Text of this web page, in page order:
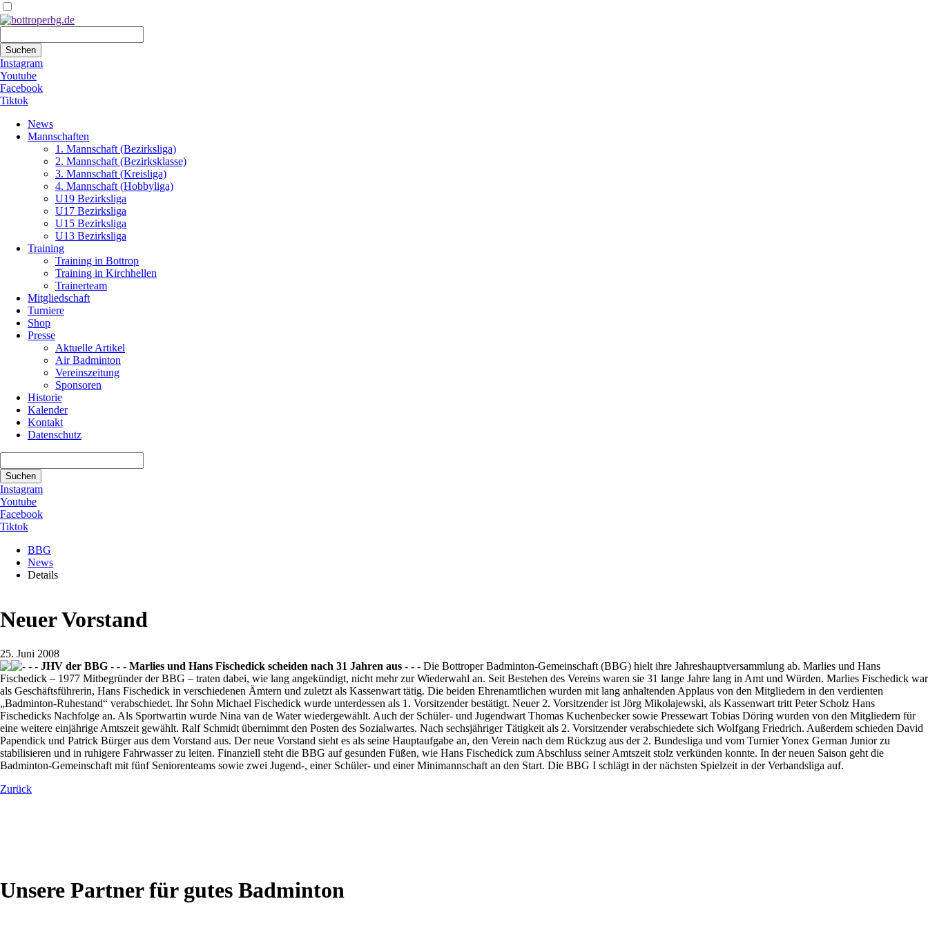
Suchen
Instagram
Youtube
Facebook
Tiktok
überspringen
News
Mannschaften
1. Mannschaft (Bezirksliga)
2. Mannschaft (Bezirksklasse)
3. Mannschaft (Kreisliga)
4. Mannschaft (Hobbyliga)
U19 Bezirksliga
U17 Bezirksliga
U15 Bezirksliga
U13 Bezirksliga
Training
Training in Bottrop
Training in Kirchhellen
Trainerteam
Mitgliedschaft
Turniere
Shop
Presse
Aktuelle Artikel
Air Badminton
Vereinszeitung
Sponsoren
Historie
Kalender
Kontakt
Datenschutz
Suchen
Instagram
Youtube
Facebook
Tiktok
BBG
News
Details
Neuer Vorstand
25. Juni 2008
- - - JHV der BBG - - - Marlies und Hans Fischedick scheiden nach 31 Jahren aus - - - Die Bottroper Badminton-Gemeinschaft (BBG) hielt ihre Jahreshauptversammlung ab. Marlies und Hans
Fischedick – 1977 Mitbegründer der BBG – traten dabei, wie lang angekündigt, nicht mehr zur Wiederwahl an. Seit Bestehen des Vereins waren sie 31 lange Jahre lang in Amt und Würden. Marlies Fischedick war
als Geschäftsführerin, Hans Fischedick in verschiedenen Ämtern und zuletzt als Kassenwart tätig. Die beiden Ehrenamtlichen wurden mit lang anhaltenden Applaus von den Mitgliedern in den verdienten
„Badminton-Ruhestand“ verabschiedet. Ihr Sohn Michael Fischedick wurde unterdessen als 1. Vorsitzender bestätigt. Neuer 2. Vorsitzender ist Jörg Mikolajewski, als Kassenwart tritt Peter Scholz Hans
Fischedicks Nachfolge an. Als Sportwartin wurde Nina van de Water wiedergewählt. Auch der Schüler- und Jugendwart Thomas Kuchenbecker sowie Pressewart Tobias Döring wurden von den Mitgliedern für
eine weitere einjährige Amtszeit gewählt. Ralf Schmidt übernimmt den Posten des Sozialwartes. Nach sechsjähriger Tätigkeit als 2. Vorsitzender verabschiedete sich Wolfgang Friedrich. Außerdem schieden David
Papendick und Patrick Bürger aus dem Vorstand aus. Der neue Vorstand sieht es als seine Hauptaufgabe an, den Verein nach dem Rückzug aus der 2. Bundesliga und vom Turnier Yonex German Junior zu
stabilisieren und in ruhigere Fahrwasser zu leiten. Finanziell steht die BBG auf gesunden Füßen, wie Hans Fischedick zum Abschluss seiner Amtszeit stolz verkünden konnte. In der neuen Saison geht die
Badminton-Gemeinschaft mit fünf Seniorenteams sowie zwei Jugend-, einer Schüler- und einer Minimannschaft an den Start. Die BBG I schlägt in der nächsten Spielzeit in der Verbandsliga auf.
Zurück
Unsere Partner für gutes Badminton